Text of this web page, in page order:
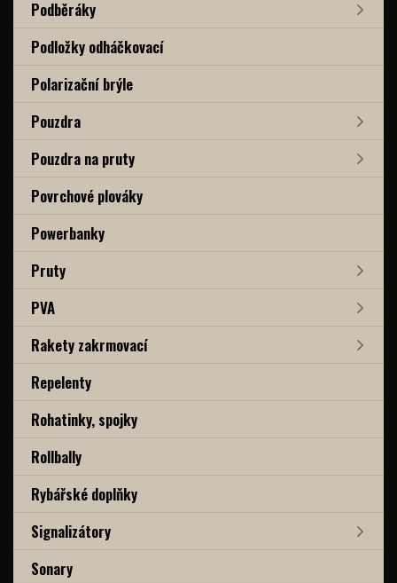
Podběráky
Podložky odháčkovací
Polarizační brýle
Pouzdra
Pouzdra na pruty
Povrchové plováky
Powerbanky
Pruty
PVA
Rakety zakrmovací
Repelenty
Rohatinky, spojky
Rollbally
Rybářské doplňky
Signalizátory
Sonary